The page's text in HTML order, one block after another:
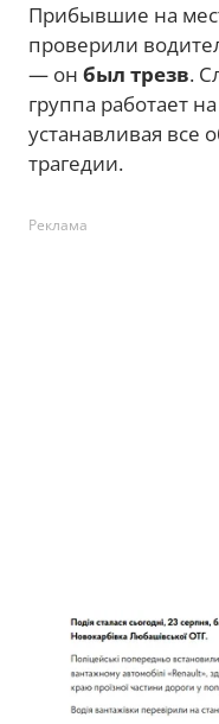
Прибывшие на
проверили
— он был трезв.
группа работает
устанавливая все
трагедии.
Реклама